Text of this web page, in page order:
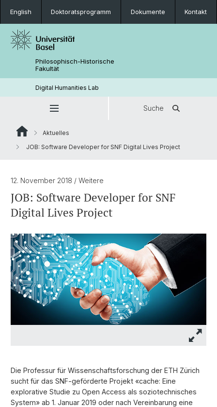
English Doktoratsprogramm Dokumente Kontakt
Philosophisch-Historische
Fakultät
Digital Humanities Lab
Suche
Aktuelles
JOB: Software Developer for SNF Digital Lives Project
12. November 2018 / Weitere
JOB: Software Developer for SNF
Digital Lives Project
Die Professur für Wissenschaftsforschung der ETH Zürich
sucht für das SNF-geförderte Projekt «cache: Eine
explorative Studie zu Open Access als soziotechnisches
System» ab 1. Januar 2019 oder nach Vereinbarung eine